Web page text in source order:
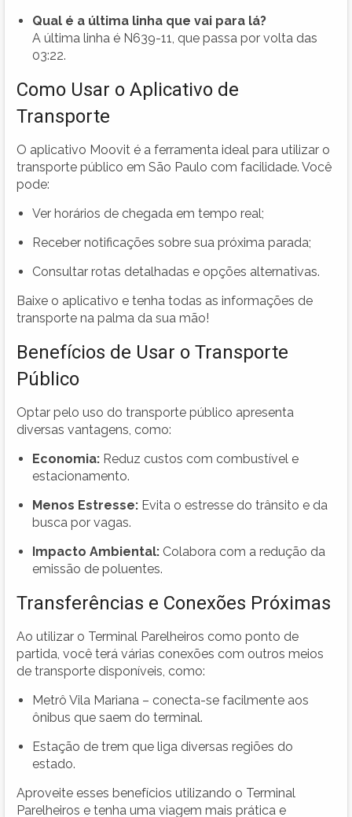
Qual é a última linha que vai para lá?
A última linha é N639-11, que passa por volta das
03:22.
Como Usar o Aplicativo de
Transporte
O aplicativo Moovit é a ferramenta ideal para utilizar o
transporte público em São Paulo com facilidade. Você
pode:
Ver horários de chegada em tempo real;
Receber notificações sobre sua próxima parada;
Consultar rotas detalhadas e opções alternativas.
Baixe o aplicativo e tenha todas as informações de
transporte na palma da sua mão!
Benefícios de Usar o Transporte
Público
Optar pelo uso do transporte público apresenta
diversas vantagens, como:
Economia: Reduz custos com combustível e
estacionamento.
Menos Estresse: Evita o estresse do trânsito e da
busca por vagas.
Impacto Ambiental: Colabora com a redução da
emissão de poluentes.
Transferências e Conexões Próximas
Ao utilizar o Terminal Parelheiros como ponto de
partida, você terá várias conexões com outros meios
de transporte disponíveis, como:
Metrô Vila Mariana – conecta-se facilmente aos
ônibus que saem do terminal.
Estação de trem que liga diversas regiões do
estado.
Aproveite esses benefícios utilizando o Terminal
Parelheiros e tenha uma viagem mais prática e